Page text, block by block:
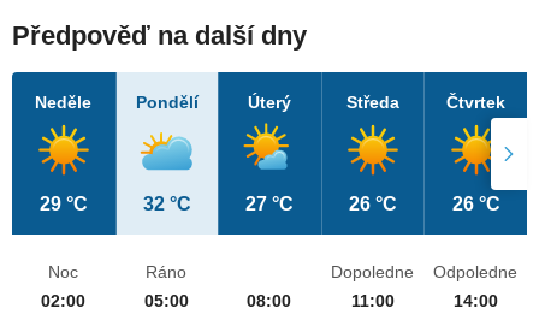
Předpověď na další dny
Neděle
29 °C
Pondělí
32 °C
Úterý
27 °C
Středa
26 °C
Čtvrtek
26 °C
Noc
02:00
Ráno
05:00
08:00
Dopoledne
11:00
Odpoledne
14:00